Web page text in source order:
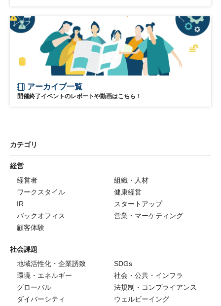
アーカイブ一覧
開催終了イベントのレポートや動画はこちら！
カテゴリ
経営
経営者
組織・人材
ワークスタイル
健康経営
IR
スタートアップ
バックオフィス
営業・マーケティング
顧客体験
社会課題
地域活性化・企業誘致
SDGs
環境・エネルギー
社会・公共・インフラ
グローバル
法規制・コンプライアンス
ダイバーシティ
ウェルビーイング